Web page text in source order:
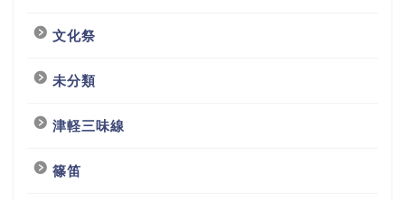
文化祭
未分類
津軽三味線
篠笛